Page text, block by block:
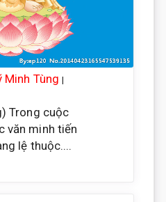
Minh Tùng |
Trong cuộc
văn minh tiến
lệ thuộc....